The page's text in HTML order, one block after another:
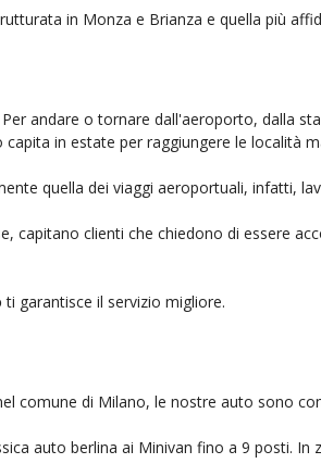
in Monza e Brianza e quella più
Per andare o tornare dall'aeroporto, dalla
in estate per raggiungere le località
quella dei viaggi aeroportuali, infatti,
capitano clienti che chiedono di essere
ti garantisce il servizio migliore.
comune di Milano, le nostre auto sono
auto berlina ai Minivan fino a 9 posti. In